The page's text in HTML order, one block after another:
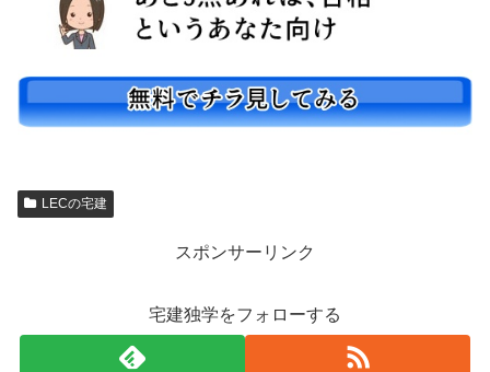
LECの宅建
スポンサーリンク
宅建独学をフォローする